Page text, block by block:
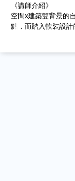
《講師介紹》
空間x建築雙背景的
點，而踏入軟裝設計